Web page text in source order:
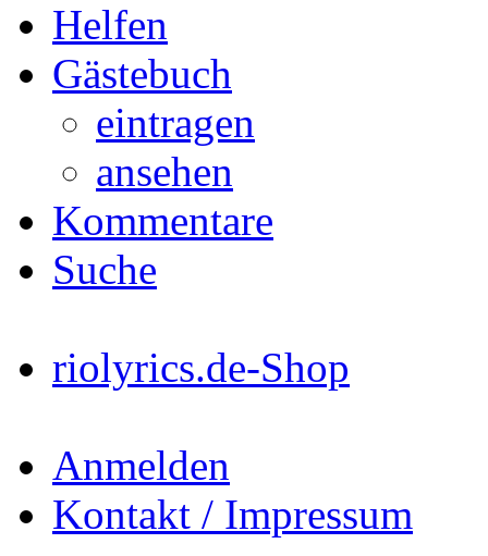
Helfen
Gästebuch
eintragen
ansehen
Kommentare
Suche
riolyrics.de-Shop
Anmelden
Kontakt / Impressum